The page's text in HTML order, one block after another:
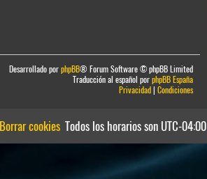
Desarrollado porphpBB® Forum Software © phpBB Limited
Traducción al español porphpBB España
Privacidad| Condiciones
Todos los horarios son UTC-04:00
Borrar cookies